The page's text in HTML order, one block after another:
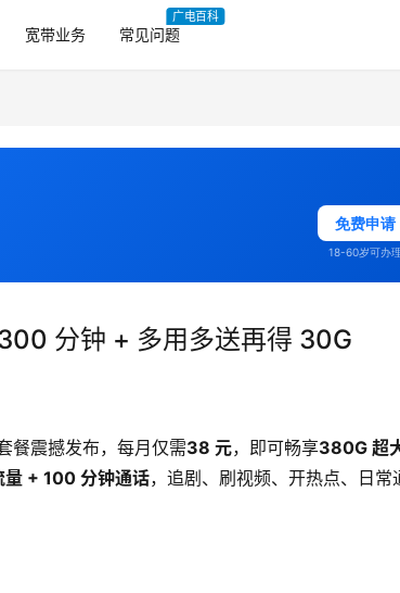
宽带业务 常见问题
广电百科
免费申请
18-60岁可办
分钟 + 多用多送再得 30G
餐震撼发布，每月仅需38 元，即可畅享380G 超
+ 100 分钟通话，追剧、刷视频、开热点、日常